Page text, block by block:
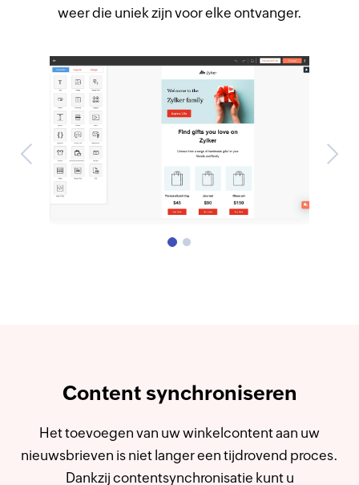
weer die uniek zijn voor elke ontvanger.
Previous Next
Content synchroniseren
Het toevoegen van uw winkelcontent aan uw
nieuwsbrieven is niet langer een tijdrovend proces.
Dankzij contentsynchronisatie kunt u